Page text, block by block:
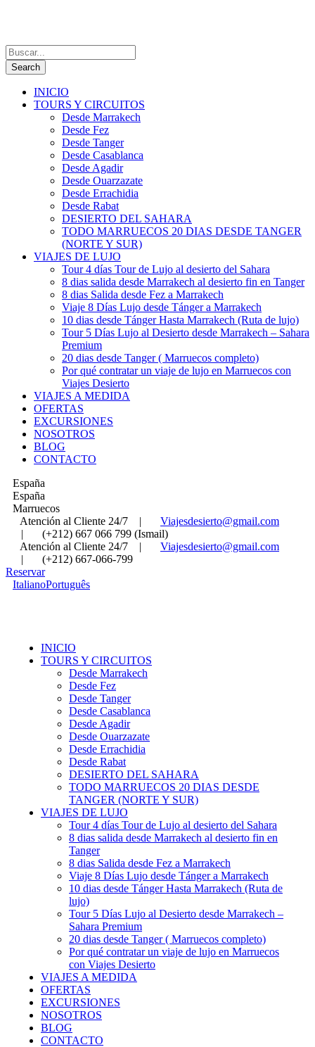
INICIO
TOURS Y CIRCUITOS
Desde Marrakech
Desde Fez
Desde Tanger
Desde Casablanca
Desde Agadir
Desde Ouarzazate
Desde Errachidia
Desde Rabat
DESIERTO DEL SAHARA
TODO MARRUECOS 20 DIAS DESDE TANGER
(NORTE Y SUR)
VIAJES DE LUJO
Tour 4 días Tour de Lujo al desierto del Sahara
8 dias salida desde Marrakech al desierto fin en Tanger
8 dias Salida desde Fez a Marrakech
Viaje 8 Días Lujo desde Tánger a Marrakech
10 dias desde Tánger Hasta Marrakech (Ruta de lujo)
Tour 5 Días Lujo al Desierto desde Marrakech – Sahara
Premium
20 dias desde Tanger ( Marruecos completo)
Por qué contratar un viaje de lujo en Marruecos con
Viajes Desierto
VIAJES A MEDIDA
OFERTAS
EXCURSIONES
NOSOTROS
BLOG
CONTACTO
España
España
Marruecos
Atención al Cliente 24/7
|
Viajesdesierto@gmail.com
|
(+212) 667 066 799 (Ismail)
Atención al Cliente 24/7
|
Viajesdesierto@gmail.com
|
(+212) 667-066-799
Reservar
ItalianoPortuguês
INICIO
TOURS Y CIRCUITOS
Desde Marrakech
Desde Fez
Desde Tanger
Desde Casablanca
Desde Agadir
Desde Ouarzazate
Desde Errachidia
Desde Rabat
DESIERTO DEL SAHARA
TODO MARRUECOS 20 DIAS DESDE
TANGER (NORTE Y SUR)
VIAJES DE LUJO
Tour 4 días Tour de Lujo al desierto del Sahara
8 dias salida desde Marrakech al desierto fin en
Tanger
8 dias Salida desde Fez a Marrakech
Viaje 8 Días Lujo desde Tánger a Marrakech
10 dias desde Tánger Hasta Marrakech (Ruta de
lujo)
Tour 5 Días Lujo al Desierto desde Marrakech –
Sahara Premium
20 dias desde Tanger ( Marruecos completo)
Por qué contratar un viaje de lujo en Marruecos
con Viajes Desierto
VIAJES A MEDIDA
OFERTAS
EXCURSIONES
NOSOTROS
BLOG
CONTACTO